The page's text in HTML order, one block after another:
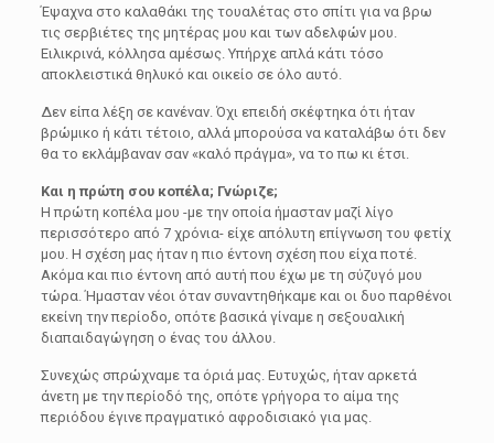
Έψαχνα στο καλαθάκι της τουαλέτας στο σπίτι για να βρω
τις σερβιέτες της μητέρας μου και των αδελφών μου.
Ειλικρινά, κόλλησα αμέσως. Υπήρχε απλά κάτι τόσο
αποκλειστικά θηλυκό και οικείο σε όλο αυτό.
Δεν είπα λέξη σε κανέναν. Όχι επειδή σκέφτηκα ότι ήταν
βρώμικο ή κάτι τέτοιο, αλλά μπορούσα να καταλάβω ότι δεν
θα το εκλάμβαναν σαν «καλό πράγμα», να το πω κι έτσι.
Και η πρώτη σου κοπέλα; Γνώριζε;
Η πρώτη κοπέλα μου -με την οποία ήμασταν μαζί λίγο
περισσότερο από 7 χρόνια- είχε απόλυτη επίγνωση του φετίχ
μου. Η σχέση μας ήταν η πιο έντονη σχέση που είχα ποτέ.
Ακόμα και πιο έντονη από αυτή που έχω με τη σύζυγό μου
τώρα. Ήμασταν νέοι όταν συναντηθήκαμε και οι δυο παρθένοι
εκείνη την περίοδο, οπότε βασικά γίναμε η σεξουαλική
διαπαιδαγώγηση ο ένας του άλλου.
Συνεχώς σπρώχναμε τα όριά μας. Ευτυχώς, ήταν αρκετά
άνετη με την περίοδό της, οπότε γρήγορα το αίμα της
περιόδου έγινε πραγματικό αφροδισιακό για μας.